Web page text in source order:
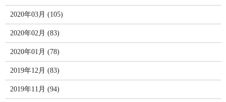
2020年03月 (105)
2020年02月 (83)
2020年01月 (78)
2019年12月 (83)
2019年11月 (94)